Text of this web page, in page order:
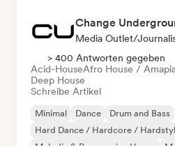
Change
Media Outlet/
> 400 Antworten gegeben
Acid-HouseAfro House /
Deep House
Schreibe Artikel
Minimal Dance
Drum and Bass
Hard Dance / Hardcore /